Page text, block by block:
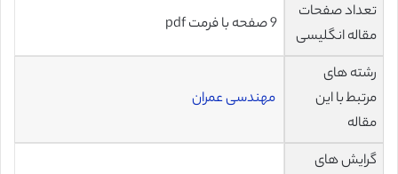
تعداد صفحات
مقاله انگلیسی
9 صفحه با فرمت pdf
رشته های
مرتبط با این
مقاله
مهندسی عمران
گرایش های